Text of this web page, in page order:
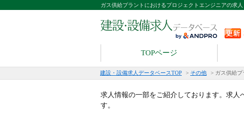
ガス供給プラントにおけるプロジェクトエンジニアの求
TOPページ
建設・設備求人データベースTOP > その他 > ガス供給
求人情報の一部をご紹介しております。求人
す。